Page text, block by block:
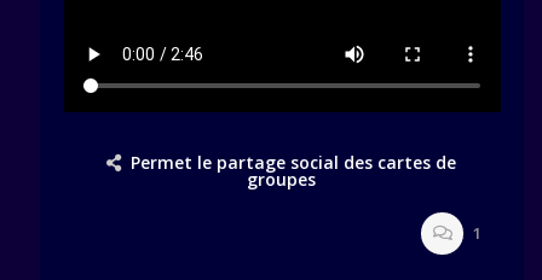
Permet le partage social des cartes de
groupes
1